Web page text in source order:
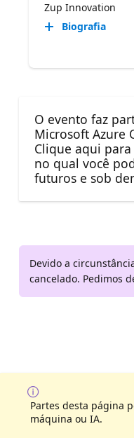
Zup Innovation
Biografia
O evento faz
Microsoft Azure
Clique aqui para
no qual você
futuros e sob
Devido a
cancelado. Pedimos
Partes desta página
máquina ou IA.